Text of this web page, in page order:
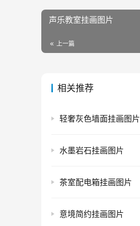
声乐教室挂画图片
上一篇
相关推荐
轻奢灰色墙面挂画图片
水墨岩石挂画图片
茶室配电箱挂画图片
意境简约挂画图片